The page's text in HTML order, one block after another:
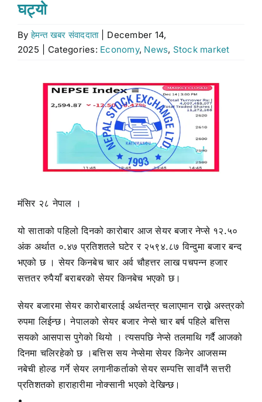
Search
घट्यो
Byहेमन्त खबर संवाददाता
December 14,
2025
Categories: Economy, News, Stock market
मंसिर २८ नेपाल ।
यो साताको पहिलो दिनको कारोबार आज सेयर बजार नेप्से १२.५०
अंक अर्थात ०.४७ प्रतिशतले घटेर र २५९४.८७ विन्दुमा बजार बन्द
भएको छ । सेयर किनबेच चार अर्व चौहत्तर लाख पचपन्न हजार
सत्ततर रुपैयाँ बराबरको सेयर किनबेच भएको छ।
सेयर बजारमा सेयर कारोबारलाई अर्थतन्त्र चलाएमान राख्ने अस्त्रको
रुपमा लिईन्छ। नेपालको सेयर बजार नेप्से चार बर्ष पहिले बत्तिस
सयको आसपास पुगेको थियो । त्यसपछि नेप्से तलमाथि गर्दै आजको
दिनमा चलिरहेको छ ।बत्तिस सय नेप्सेमा सेयर किनेर आजसम्म
नबेची होल्ड गर्ने सेयर लगानीकर्ताको सेयर सम्पत्ति सावाँनै सत्तरी
प्रतिशतको हाराहारीमा नोक्सानी भएको देखिन्छ।